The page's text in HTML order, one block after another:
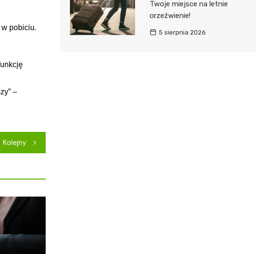
w pobiciu.
–
Kolejny
Twoje miejsce na letnie
orzeźwienie!
5 sierpnia 2026